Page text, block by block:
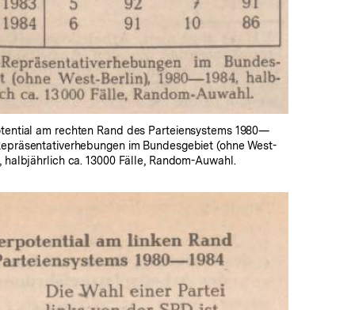
am rechten Rand des Parteiensystems 1980—
im Bundesgebiet (ohne West-
halbjährlich ca. 13000 Fälle, Random-Auwahl.